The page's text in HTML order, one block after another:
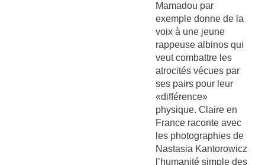
Mamadou par
exemple donne de la
voix à une jeune
rappeuse albinos qui
veut combattre les
atrocités vécues par
ses pairs pour leur
«différence»
physique. Claire en
France raconte avec
les photographies de
Nastasia Kantorowicz
l’humanité simple des